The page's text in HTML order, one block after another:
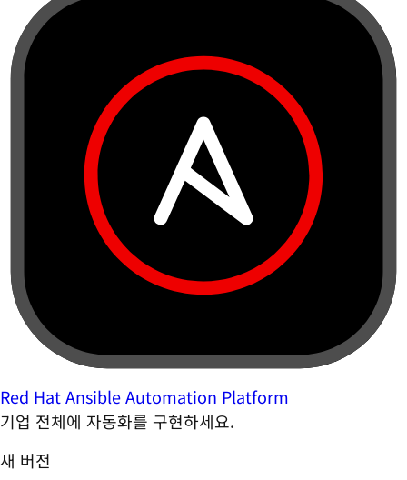
Red Hat Ansible Automation Platform
기업 전체에 자동화를 구현하세요.
새 버전